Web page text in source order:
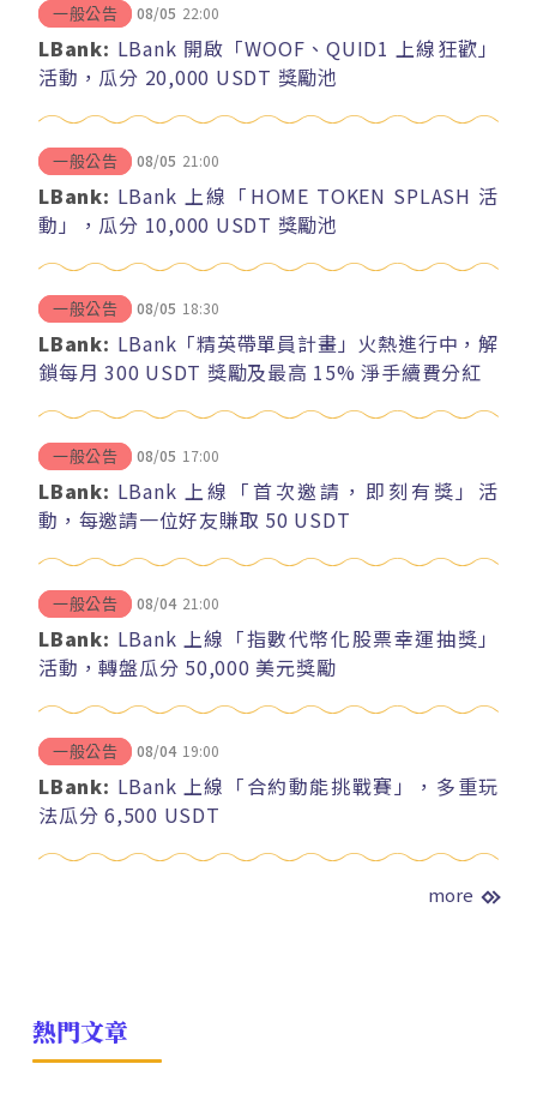
一般公告 08/05 22:00
LBank: LBank 開啟「WOOF、QUID1 上線狂歡」
活動，瓜分 20,000 USDT 獎勵池
一般公告 08/05 21:00
LBank: LBank 上線「HOME TOKEN SPLASH 活
動」，瓜分 10,000 USDT 獎勵池
一般公告 08/05 18:30
LBank: LBank「精英帶單員計畫」火熱進行中，解
鎖每月 300 USDT 獎勵及最高 15% 淨手續費分紅
一般公告 08/05 17:00
LBank: LBank 上線「首次邀請，即刻有獎」活
動，每邀請一位好友賺取 50 USDT
一般公告 08/04 21:00
LBank: LBank 上線「指數代幣化股票幸運抽獎」
活動，轉盤瓜分 50,000 美元獎勵
一般公告 08/04 19:00
LBank: LBank 上線「合約動能挑戰賽」，多重玩
法瓜分 6,500 USDT
more
熱門文章